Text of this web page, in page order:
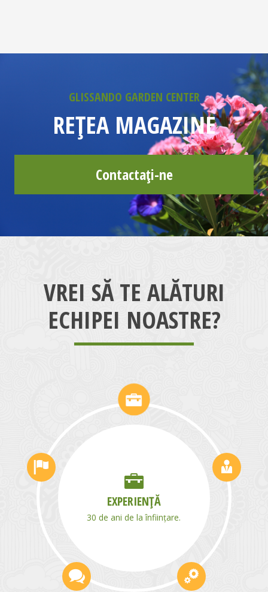
GLISSANDO GARDEN CENTER
REȚEA MAGAZINE
Contactați-ne
VREI SĂ TE ALĂTURI
ECHIPEI NOASTRE?
SPIRIT DE ECHIPĂ
GLISSANDO, o echipă de
specialiști în agricultură și